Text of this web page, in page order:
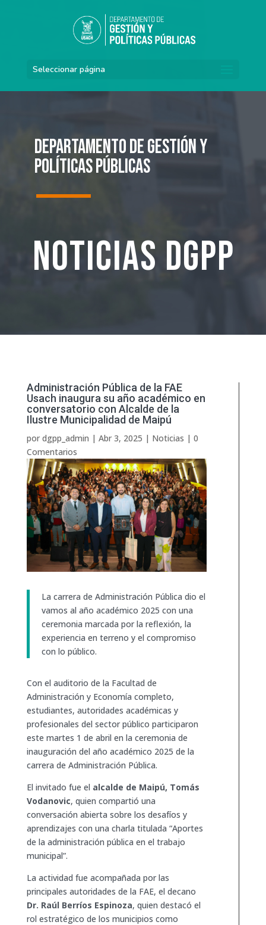
Seleccionar página
Departamento de Gestión y
Políticas Públicas
Noticias DGPP
Administración Pública de la FAE
Usach inaugura su año académico en
conversatorio con Alcalde de la
Ilustre Municipalidad de Maipú
por dgpp_admin | Abr 3, 2025 | Noticias | 0
Comentarios
La carrera de Administración Pública dio el
vamos al año académico 2025 con una
ceremonia marcada por la reflexión, la
experiencia en terreno y el compromiso
con lo público.
Con el auditorio de la Facultad de
Administración y Economía completo,
estudiantes, autoridades académicas y
profesionales del sector público participaron
este martes 1 de abril en la ceremonia de
inauguración del año académico 2025 de la
carrera de Administración Pública.
El invitado fue el alcalde de Maipú, Tomás
Vodanovic, quien compartió una
conversación abierta sobre los desafíos y
aprendizajes con una charla titulada “Aportes
de la administración pública en el trabajo
municipal”.
La actividad fue acompañada por las
principales autoridades de la FAE, el decano
Dr. Raúl Berríos Espinoza, quien destacó el
rol estratégico de los municipios como